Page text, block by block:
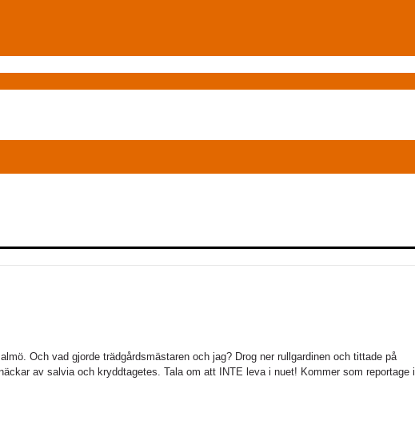
Och vad gjorde trädgårdsmästaren och jag? Drog ner rullgardinen och tittade på
av salvia och kryddtagetes. Tala om att INTE leva i nuet! Kommer som reportage i